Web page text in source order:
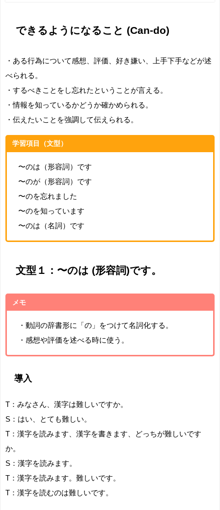
できるようになること (Can-do)
・ある行為について感想、評価、好き嫌い、上手下手などが述
べられる。
・するべきことをし忘れたということが言える。
・情報を知っているかどうか確かめられる。
・伝えたいことを強調して伝えられる。
学習項目（文型）
〜のは（形容詞）です
〜のが（形容詞）です
〜のを忘れました
〜のを知っています
〜のは（名詞）です
文型１：〜のは (形容詞)です。
メモ
・動詞の辞書形に「の」をつけて名詞化する。
・感想や評価を述べる時に使う。
導入
T：みなさん、漢字は難しいですか。
S：はい、とても難しい。
T：漢字を読みます、漢字を書きます、どっちが難しいです
か。
S：漢字を読みます。
T：漢字を読みます。難しいです。
T：漢字を読むのは難しいです。